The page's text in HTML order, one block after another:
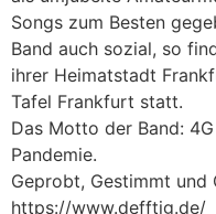
Songs zum Besten
Band auch sozial, so
ihrer Heimatstadt
Tafel Frankfurt statt.
Das Motto der Band:
Pandemie.
Geprobt, Gestimmt und
https://www.defftig.de/